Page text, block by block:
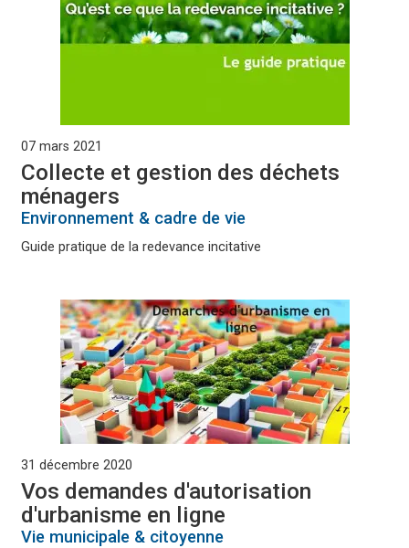
07 mars 2021
Collecte et gestion des déchets
ménagers
Environnement & cadre de vie
Guide pratique de la redevance incitative
31 décembre 2020
Vos demandes d'autorisation
d'urbanisme en ligne
Vie municipale & citoyenne